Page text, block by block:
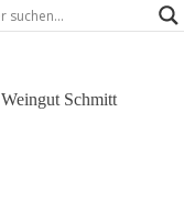
Weingut Schmitt